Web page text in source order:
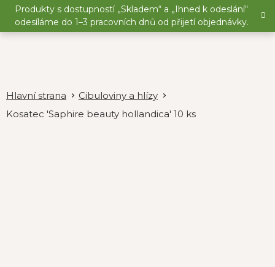
Přejít
obsah
Produkty s dostupností „Skladem“ a „Ihned k odeslání“
odesíláme do 1–3 pracovních dnů od přijetí objednávky.
Cibuloviny a hlízy
Kosatec 'Saphire beauty hollandica' 10 ks